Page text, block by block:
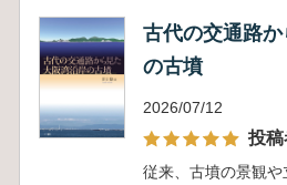
古代の交通路
の古墳
2026/07/12
投稿
従来、古墳の景観